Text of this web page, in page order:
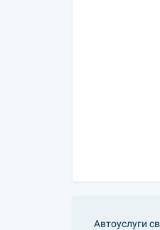
Автоуслуги